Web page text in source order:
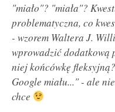
"miało"? "miała"?
problematyczna, co
- wzorem Waltera J.
wprowadzić dodatkową
niej końcówkę
Google miału..." - ale
chce